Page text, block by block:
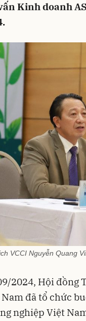
Kinh doanh
VCCI Nguyễn Quang
2024, Hội đồng
Nam đã tổ chức
nghiệp Việt